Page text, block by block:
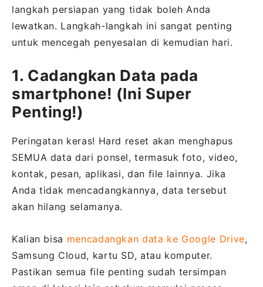
langkah persiapan yang tidak boleh Anda
lewatkan. Langkah-langkah ini sangat penting
untuk mencegah penyesalan di kemudian hari.
1. Cadangkan Data pada
smartphone! (Ini Super
Penting!)
Peringatan keras! Hard reset akan menghapus
SEMUA data dari ponsel, termasuk foto, video,
kontak, pesan, aplikasi, dan file lainnya. Jika
Anda tidak mencadangkannya, data tersebut
akan hilang selamanya.
Kalian bisa mencadangkan data ke Google Drive,
Samsung Cloud, kartu SD, atau komputer.
Pastikan semua file penting sudah tersimpan